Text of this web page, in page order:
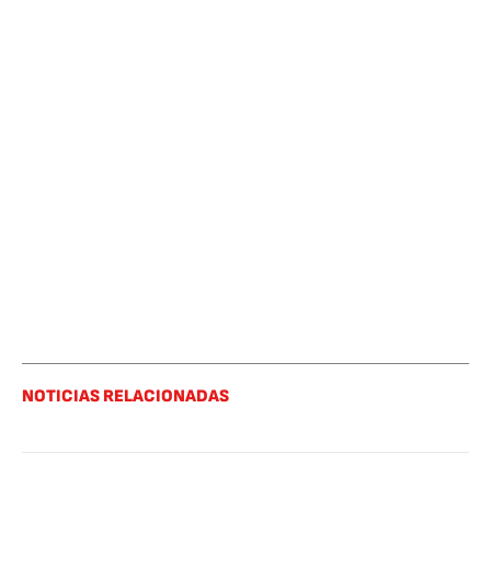
NOTICIAS RELACIONADAS